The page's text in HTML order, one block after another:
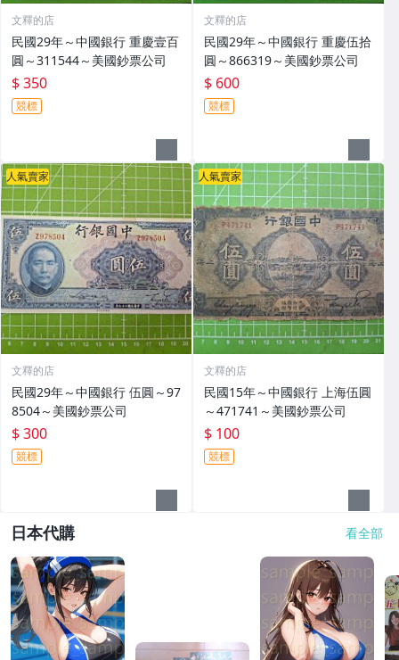
文釋的店
民國29年～中國銀行 重慶壹百
圓～311544～美國鈔票公司
$ 350
競標
文釋的店
民國29年～中國銀行 重慶伍拾
圓～866319～美國鈔票公司
$ 600
競標
人氣賣家
文釋的店
民國29年～中國銀行 伍圓～97
8504～美國鈔票公司
$ 300
競標
人氣賣家
文釋的店
民國15年～中國銀行 上海伍圓
～471741～美國鈔票公司
$ 100
競標
日本代購 看全部